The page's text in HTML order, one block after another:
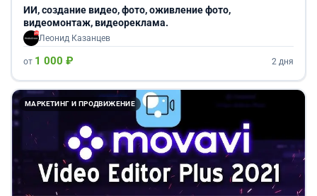
ИИ, создание видео, фото, оживление фото,
видеомонтаж, видеореклама.
Леонид Казанцев
от 1 000 ₽ 2 дня
МАРКЕТИНГ И ПРОДВИЖЕНИЕ